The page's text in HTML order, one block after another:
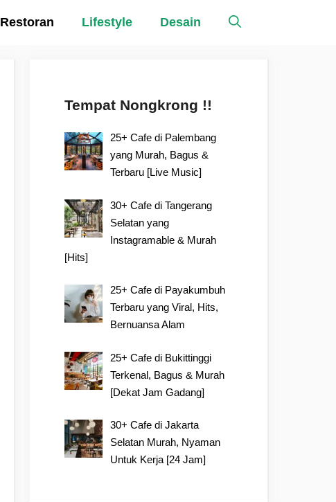
Restoran Lifestyle Desain
Tempat Nongkrong !!
25+ Cafe di Palembang
yang Murah, Bagus &
Terbaru [Live Music]
30+ Cafe di Tangerang
Selatan yang
Instagramable & Murah
[Hits]
25+ Cafe di Payakumbuh
Terbaru yang Viral, Hits,
Bernuansa Alam
25+ Cafe di Bukittinggi
Terkenal, Bagus & Murah
[Dekat Jam Gadang]
30+ Cafe di Jakarta
Selatan Murah, Nyaman
Untuk Kerja [24 Jam]